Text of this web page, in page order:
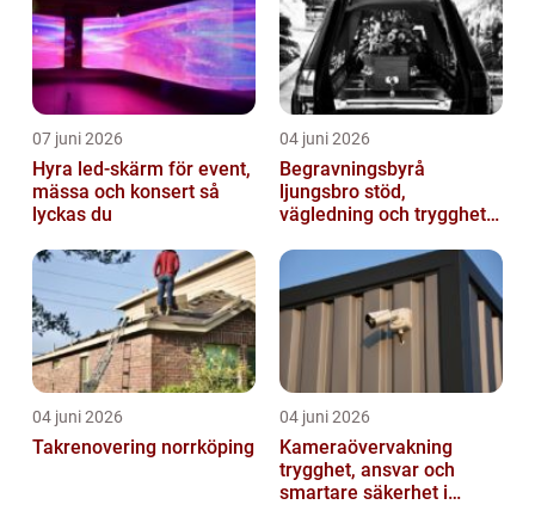
07 juni 2026
Hyra led-skärm för event,
mässa och konsert så
lyckas du
04 juni 2026
Begravningsbyrå
ljungsbro stöd,
vägledning och trygghet
04 juni 2026
Takrenovering norrköping
04 juni 2026
Kameraövervakning
trygghet, ansvar och
smartare säkerhet i